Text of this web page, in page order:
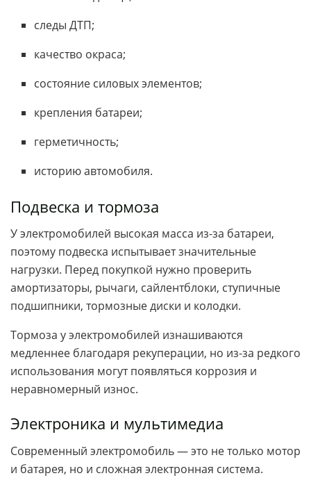
следы ДТП;
качество окраса;
состояние силовых элементов;
крепления батареи;
герметичность;
историю автомобиля.
Подвеска и тормоза
У электромобилей высокая масса из-за батареи,
поэтому подвеска испытывает значительные
нагрузки. Перед покупкой нужно проверить
амортизаторы, рычаги, сайлентблоки, ступичные
подшипники, тормозные диски и колодки.
Тормоза у электромобилей изнашиваются
медленнее благодаря рекуперации, но из-за редкого
использования могут появляться коррозия и
неравномерный износ.
Электроника и мультимедиа
Современный электромобиль — это не только мотор
и батарея, но и сложная электронная система.